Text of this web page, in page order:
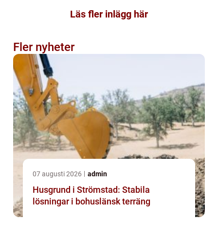
Läs fler inlägg här
Fler nyheter
07 augusti 2026 admin
Husgrund i Strömstad: Stabila
lösningar i bohuslänsk terräng